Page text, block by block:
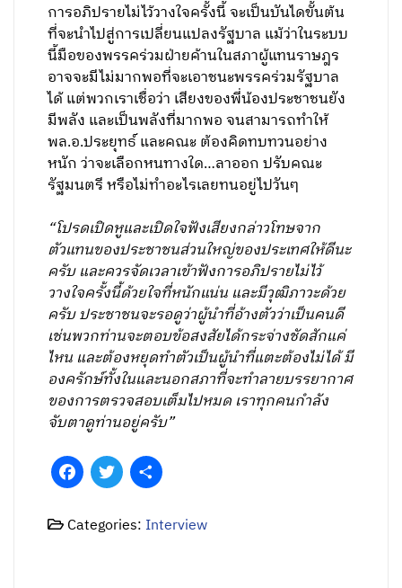
การอภิปรายไม่ไว้วางใจครั้งนี้ จะเป็นบันไดขั้นต้น
ที่จะนำไปสู่การเปลี่ยนแปลงรัฐบาล แม้ว่าในระบบ
นี้มือของพรรคร่วมฝ่ายค้านในสภาผู้แทนราษฎร
อาจจะมีไม่มากพอที่จะเอาชนะพรรคร่วมรัฐบาล
ได้ แต่พวกเราเชื่อว่า เสียงของพี่น้องประชาชนยัง
มีพลัง และเป็นพลังที่มากพอ จนสามารถทำให้
พล.อ.ประยุทธ์ และคณะ ต้องคิดทบทวนอย่าง
หนัก ว่าจะเลือกหนทางใด…ลาออก ปรับคณะ
รัฐมนตรี หรือไม่ทำอะไรเลยทนอยู่ไปวันๆ
“โปรดเปิดหูและเปิดใจฟังเสียงกล่าวโทษจาก
ตัวแทนของประชาชนส่วนใหญ่ของประเทศให้ดีนะ
ครับ และควรจัดเวลาเข้าฟังการอภิปรายไม่ไว้
วางใจครั้งนี้ด้วยใจที่หนักแน่น และมีวุฒิภาวะด้วย
ครับ ประชาชนจะรอดูว่าผู้นำที่อ้างตัวว่าเป็นคนดี
เช่นพวกท่านจะตอบข้อสงสัยได้กระจ่างชัดสักแค่
ไหน และต้องหยุดทำตัวเป็นผู้นำที่แตะต้องไม่ได้ มี
องครักษ์ทั้งในและนอกสภาที่จะทำลายบรรยากาศ
ของการตรวจสอบเต็มไปหมด เราทุกคนกำลัง
จับตาดูท่านอยู่ครับ”
FacebookTwitter
Categories: Interview